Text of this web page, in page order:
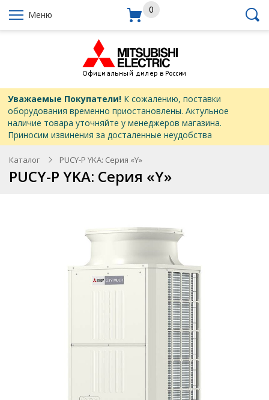
Меню 0
Уважаемые Покупатели!К сожалению, поставки
оборудования временно приостановлены. Актульное
наличие товара уточняйте у менеджеров магазина.
Приносим извинения за досталенные неудобства
Каталог PUCY-P YKA: Серия «Y»
PUCY-P YKA: Серия «Y»